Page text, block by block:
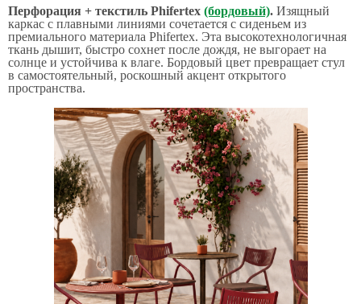
Перфорация + текстиль Phifertex (бордовый). Изящный
каркас с плавными линиями сочетается с сиденьем из
премиального материала Phifertex. Эта высокотехнологичная
ткань дышит, быстро сохнет после дождя, не выгорает на
солнце и устойчива к влаге. Бордовый цвет превращает стул
в самостоятельный, роскошный акцент открытого
пространства.